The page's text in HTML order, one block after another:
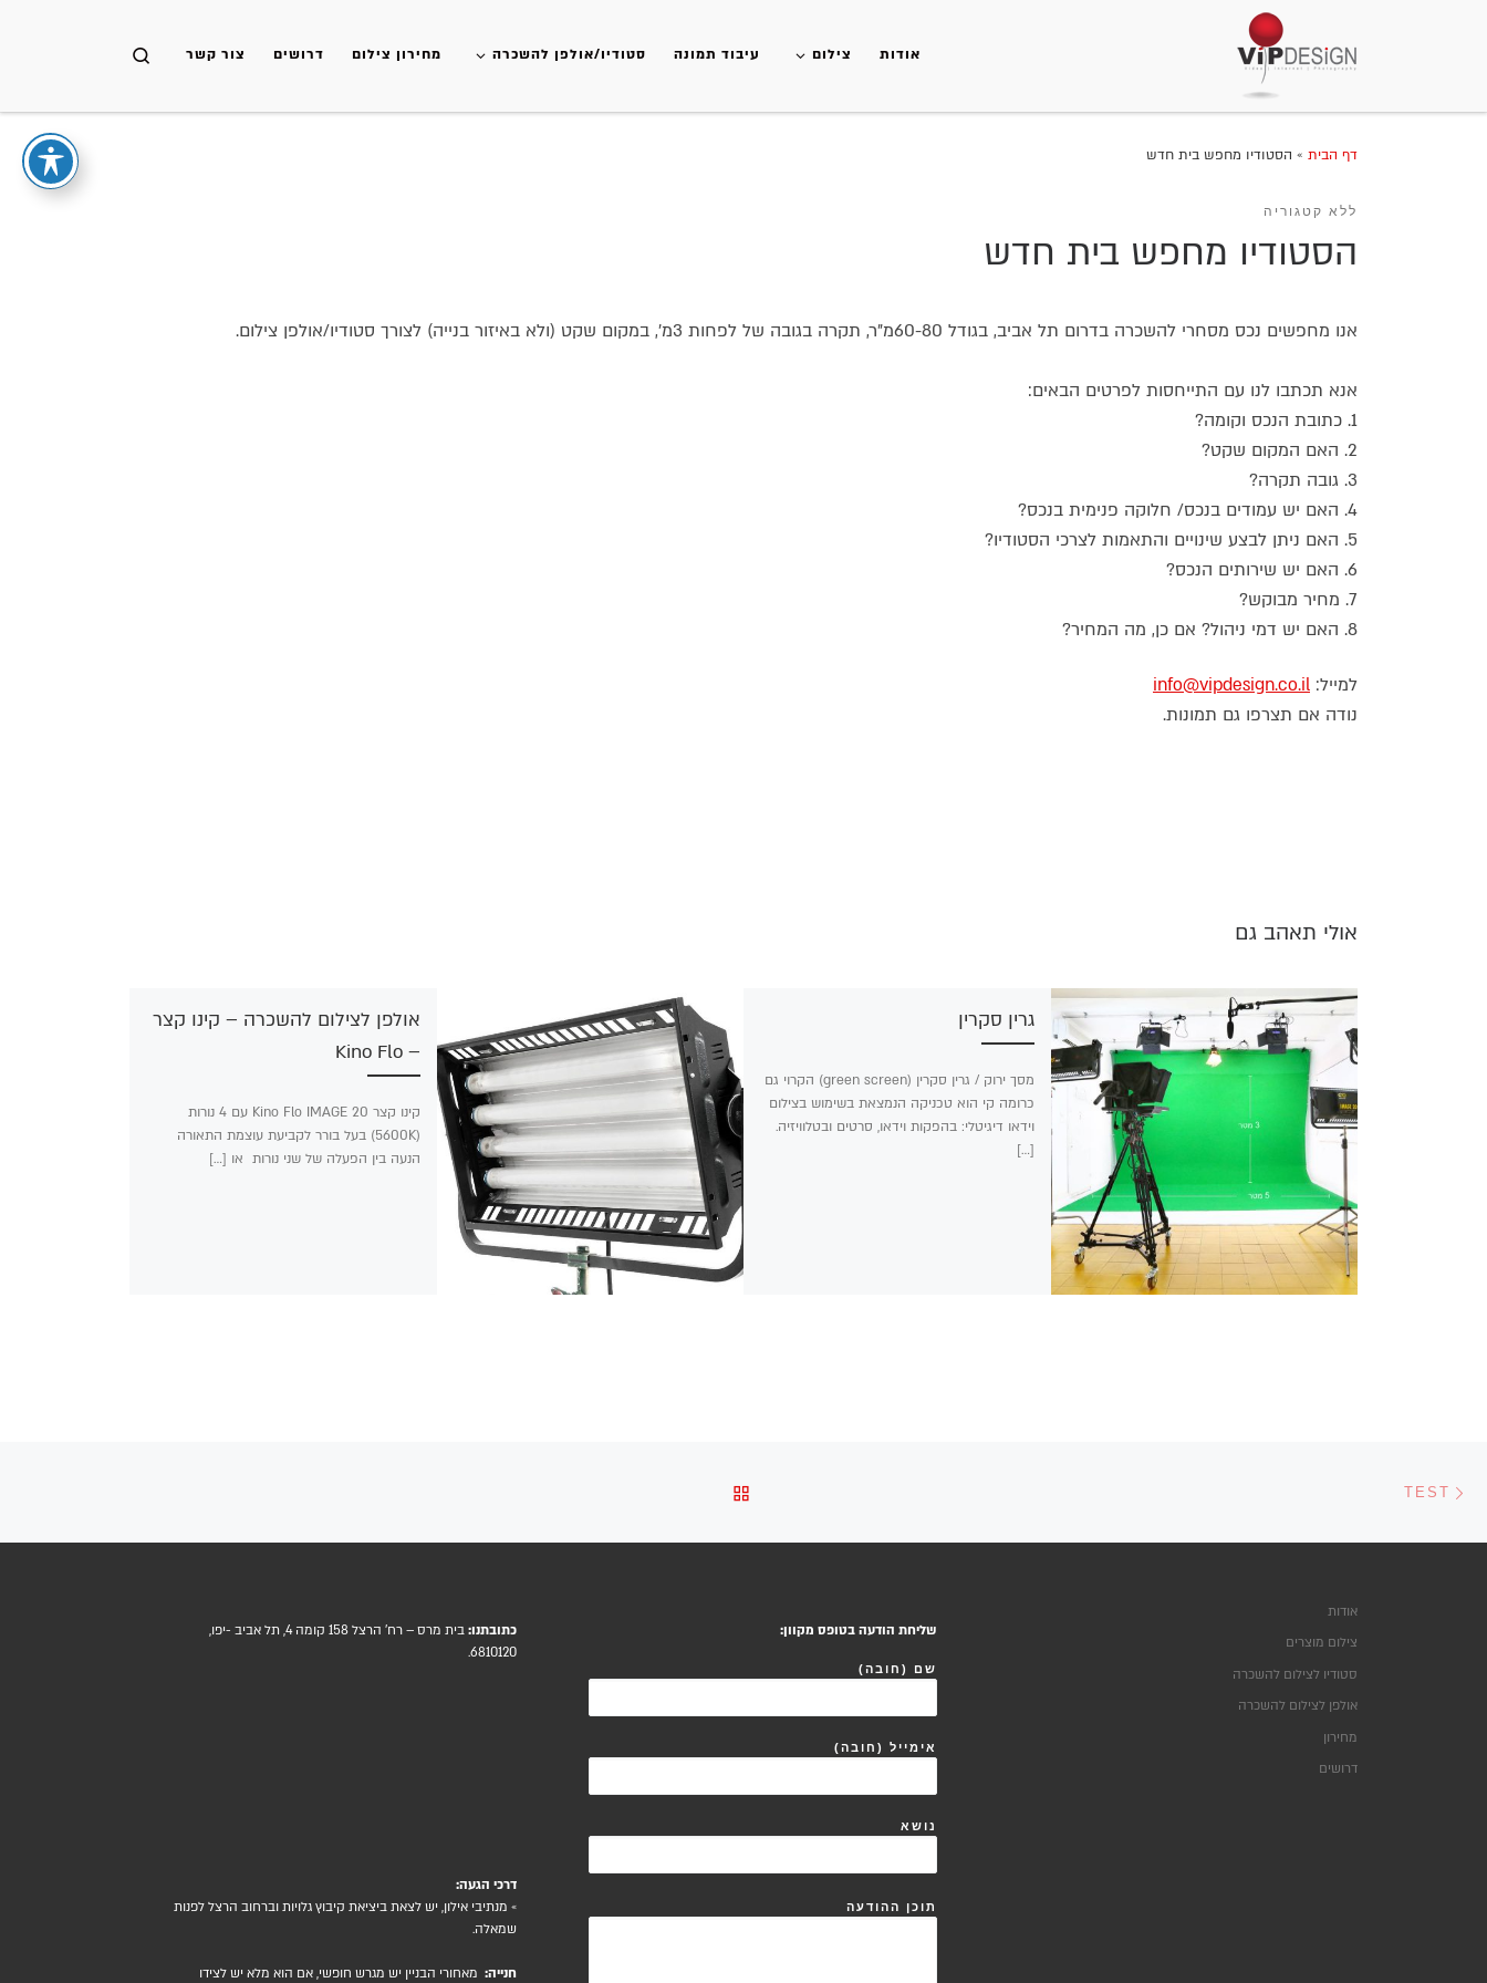
אודות צילום עיבוד תמונה סטודיו/אולפן להשכרה מחירון צילום דרושים צור קשר
דף הבית » הסטודיו מחפש בית חדש
ללא קטגוריה
הסטודיו מחפש בית חדש
אנו מחפשים נכס מסחרי להשכרה בדרום תל אביב, בגודל 60-80מ"ר, תקרה בגובה של לפחות 3מ', במקום שקט (ולא באיזור בנייה) לצורך סטודיו/אולפן צילום.
אנא תכתבו לנו עם התייחסות לפרטים הבאים:
1. כתובת הנכס וקומה?
2. האם המקום שקט?
3. גובה תקרה?
4. האם יש עמודים בנכס/ חלוקה פנימית בנכס?
5. האם ניתן לבצע שינויים והתאמות לצרכי הסטודיו?
6. האם יש שירותים הנכס?
7. מחיר מבוקש?
8. האם יש דמי ניהול? אם כן, מה המחיר?
למייל: info@vipdesign.co.il
נודה אם תצרפו גם תמונות.
אולי תאהב גם
אולפן לצילום להשכרה – קינו קצר
– Kino Flo
קינו קצר Kino Flo IMAGE 20 עם 4 נורות
(5600K) בעל בורר לקביעת עוצמת התאורה
הנעה בין הפעלה של שני נורות או […]
גרין סקרין
מסך ירוק / גרין סקרין (green screen) הקרוי גם
כרומה קי הוא טכניקה הנמצאת בשימוש בצילום
וידאו דיגיטלי: בהפקות וידאו, סרטים ובטלוויזיה.
[…]
ניווט בפוסטים
TEST חזרה לרשימת הפוסטים
אודות
צילום מוצרים
סטודיו לצילום להשכרה
אולפן לצילום להשכרה
מחירון
דרושים
שליחת הודעה בטופס מקוון:
שם (חובה)
אימייל (חובה)
נושא
תוכן ההודעה
כתובתנו:
בית מרס – רח' הרצל 158 קומה 4, תל אביב -יפו,
6810120.
דרכי הגעה:
» מנתיבי אילון, יש לצאת ביציאת קיבוץ גלויות וברחוב הרצל לפנות
שמאלה.
חנייה: מאחורי הבניין יש מגרש חופשי, אם הוא מלא יש לצידו